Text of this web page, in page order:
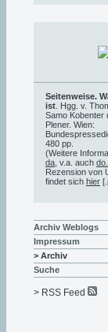
Seitenweise.
ist . Hgg. v.
Samo Kobenter
Plener. Wien:
480 pp.
(Weitere
da , v.a. auch do.
Rezension von
findet sich hier
Archiv Weblogs
Impressum
> Archiv
Suche
> RSS Feed